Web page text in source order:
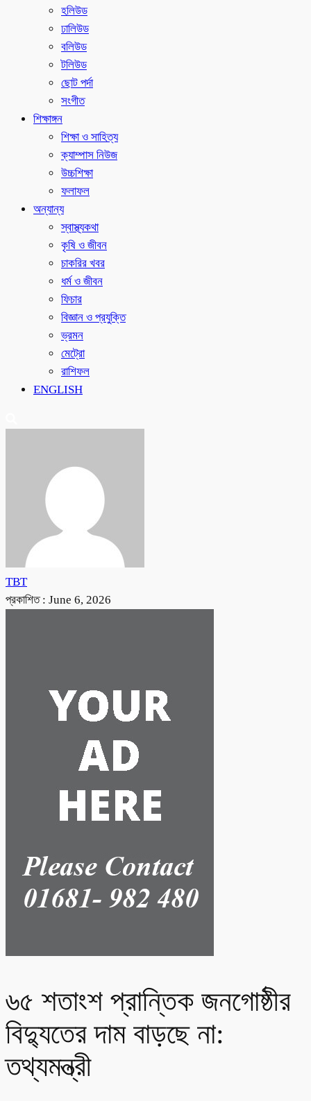
হলিউড
ঢালিউড
বলিউড
টলিউড
ছোট পর্দা
সংগীত
শিক্ষাঙ্গন
শিক্ষা ও সাহিত্য
ক্যাম্পাস নিউজ
উচ্চশিক্ষা
ফলাফল
অন্যান্য
স্বাস্থ্যকথা
কৃষি ও জীবন
চাকরির খবর
ধর্ম ও জীবন
ফিচার
বিজ্ঞান ও প্রযুক্তি
ভ্রমন
মেট্রো
রাশিফল
ENGLISH
TBT
প্রকাশিত : June 6, 2026
৬৫ শতাংশ প্রান্তিক জনগোষ্ঠীর
বিদ্যুতের দাম বাড়ছে না:
তথ্যমন্ত্রী